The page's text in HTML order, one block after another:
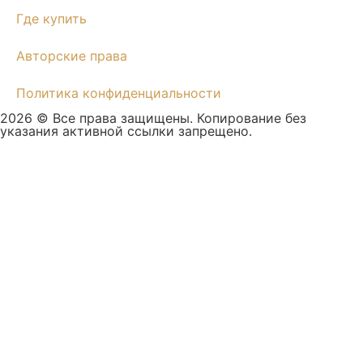
Где купить
Авторские права
Политика конфиденциальности
2026 © Все права защищены. Копирование без
указания активной ссылки запрещено.